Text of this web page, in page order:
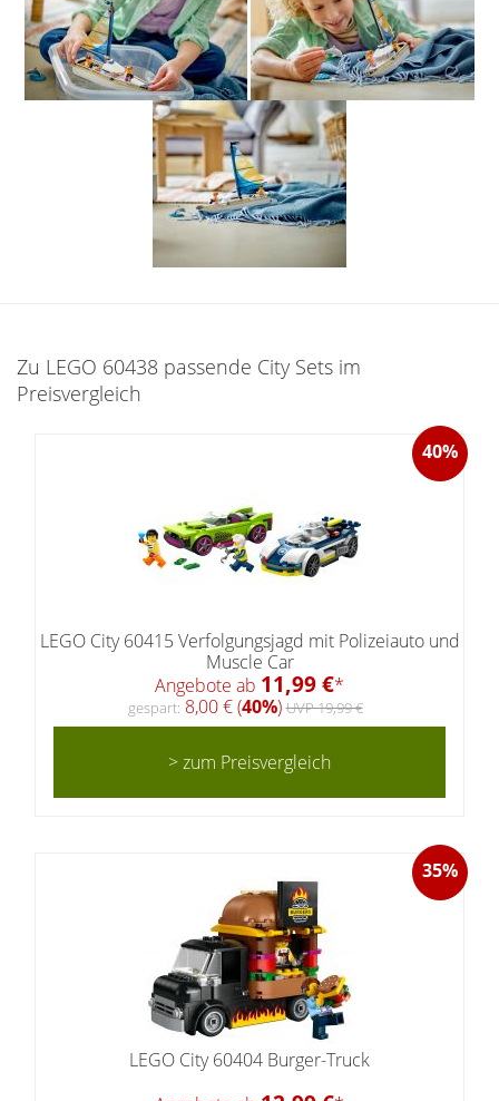
Zu LEGO 60438 passende City Sets im
Preisvergleich
40%
LEGO City 60415 Verfolgungsjagd mit Polizeiauto und
Muscle Car
Angebote ab 11,99 €*
gespart: 8,00 € (40%)UVP 19,99 €
> zum Preisvergleich
35%
LEGO City 60404 Burger-Truck